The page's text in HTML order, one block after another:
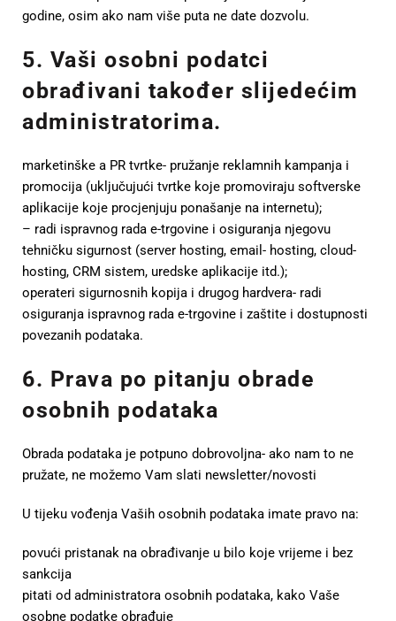
godine, osim ako nam više puta ne date dozvolu.
5. Vaši osobni podatci
obrađivani također slijedećim
administratorima.
marketinške a PR tvrtke- pružanje reklamnih kampanja i
promocija (uključujući tvrtke koje promoviraju softverske
aplikacije koje procjenjuju ponašanje na internetu);
– radi ispravnog rada e-trgovine i osiguranja njegovu
tehničku sigurnost (server hosting, email- hosting, cloud-
hosting, CRM sistem, uredske aplikacije itd.);
operateri sigurnosnih kopija i drugog hardvera- radi
osiguranja ispravnog rada e-trgovine i zaštite i dostupnosti
povezanih podataka.
6. Prava po pitanju obrade
osobnih podataka
Obrada podataka je potpuno dobrovoljna- ako nam to ne
pružate, ne možemo Vam slati newsletter/novosti
U tijeku vođenja Vaših osobnih podataka imate pravo na:
povući pristanak na obrađivanje u bilo koje vrijeme i bez
sankcija
pitati od administratora osobnih podataka, kako Vaše
osobne podatke obrađuje